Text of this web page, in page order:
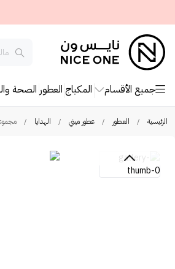
جميع الأقسام المكياج العطور الصحة
الرئيسية / العطور / عطور ميني / الهدايا /